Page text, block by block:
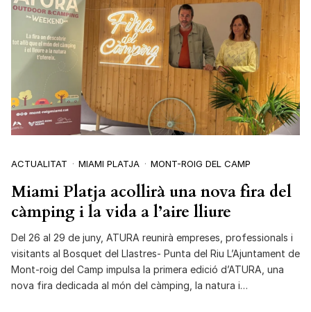
ACTUALITAT MIAMI PLATJA MONT-ROIG DEL CAMP
Miami Platja acollirà una nova fira del
càmping i la vida a l’aire lliure
Del 26 al 29 de juny, ATURA reunirà empreses, professionals i
visitants al Bosquet del Llastres- Punta del Riu L’Ajuntament de
Mont-roig del Camp impulsa la primera edició d’ATURA, una
nova fira dedicada al món del càmping, la natura i…